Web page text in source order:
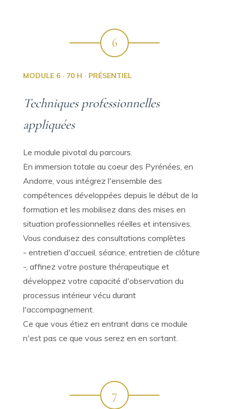
6
MODULE 6 · 70 H · PRÉSENTIEL
Techniques professionnelles
appliquées
Le module pivotal du parcours.
En immersion totale au coeur des Pyrénées, en
Andorre, vous intégrez l'ensemble des
compétences développées depuis le début de la
formation et les mobilisez dans des mises en
situation professionnelles réelles et intensives.
Vous conduisez des consultations complètes
- entretien d'accueil, séance, entretien de clôture
-, affinez votre posture thérapeutique et
développez votre capacité d'observation du
processus intérieur vécu durant
l'accompagnement.
Ce que vous étiez en entrant dans ce module
n'est pas ce que vous serez en en sortant.
7